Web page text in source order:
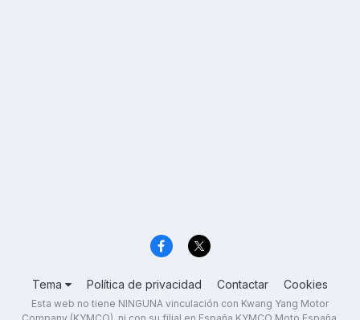
Tema Política de privacidad Contactar Cookies
Esta web no tiene NINGUNA vinculación con Kwang Yang Motor